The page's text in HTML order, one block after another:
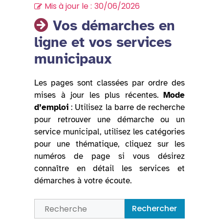
Mis à jour le : 30/06/2026
Vos démarches en
ligne et vos services
municipaux
Les pages sont classées par ordre des
mises à jour les plus récentes. Mode
d’emploi : Utilisez la barre de recherche
pour retrouver une démarche ou un
service municipal, utilisez les catégories
pour une thématique, cliquez sur les
numéros de page si vous désirez
connaître en détail les services et
démarches à votre écoute.
Rechercher